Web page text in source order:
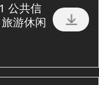
公共信
游休闲